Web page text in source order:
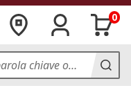
0